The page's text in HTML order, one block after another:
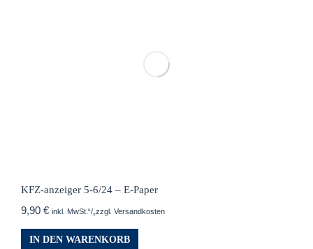
KFZ-anzeiger 5-6/24 – E-Paper
9,90 € inkl. MwSt.“/„zzgl. Versandkosten
IN DEN WARENKORB